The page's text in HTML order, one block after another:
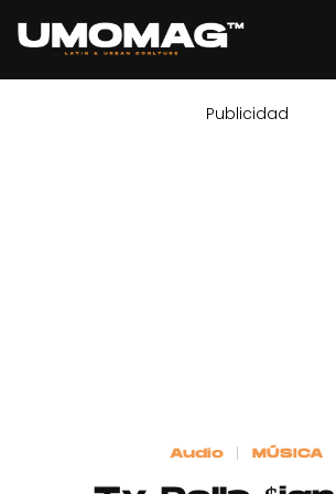
Publicidad
Audio MÚSICA